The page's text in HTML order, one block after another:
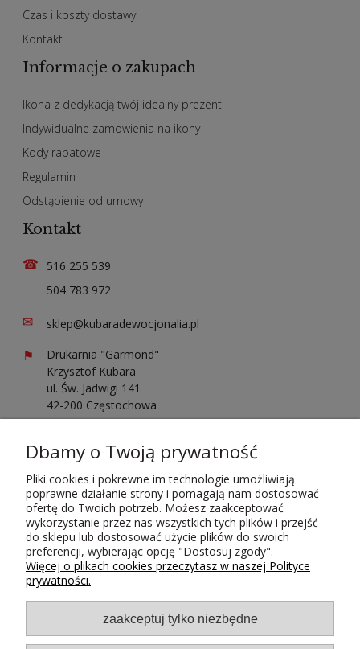
Czas i koszty dostawy
Kontakt
Informacje o zakupach
Ikona z dedykacją twój idealny prezent
Indywidualne zamowienia na ikony
Kody rabatowe
Regulamin
Odstąpienie od umowy
Kontakt
☎
516 255 539
504 783 972
✉ sklep@kubaradewocjonalia.pl
⚑
Drukarnia "Garmond"
Krzysztof Kubara
ul. Św. Jadwigi 141
42-200 Częstochowa
Płatności i dostawa
Dbamy o Twoją prywatność
Pliki cookies i pokrewne im technologie umożliwiają
poprawne działanie strony i pomagają nam dostosować
ofertę do Twoich potrzeb. Możesz zaakceptować
wykorzystanie przez nas wszystkich tych plików i przejść
do sklepu lub dostosować użycie plików do swoich
preferencji, wybierając opcję "Dostosuj zgody".
Więcej o plikach cookies przeczytasz w naszej Polityce
prywatności.
zaakceptuj tylko niezbędne